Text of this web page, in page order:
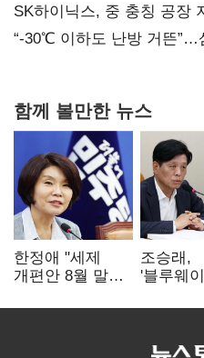
SK하이닉스, 중 충칭 공장
없어”
“-30℃ 이하도 난방 거뜬”…
함께 볼만한 뉴스
한정애 "세제
개편안 8월 말
공급도 논의"
조승래,
'블루웨
사과 "무